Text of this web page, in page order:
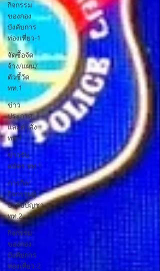
กิจกรรม
ของกอง
บังคับการ
ท่องเที่ยว-1
จัดซื้อจัด
จ้าง/แผน/
ตัวชี้วัด
ทท.1
ข่าว
ประกาศ
และคำสั่ง
ทท.1
ข่าวรับ
สมัคร ทท.1
ภารกิจ/
กิจกรรมผู้
บังคับบัญชา
ทท.2
กิจกรรม
ของกอง
บังคับการ
ท่องเที่ยว-2